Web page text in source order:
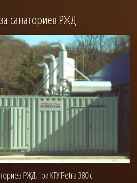
санаториев РЖД
РЖД, три КГУ Petra 380 с